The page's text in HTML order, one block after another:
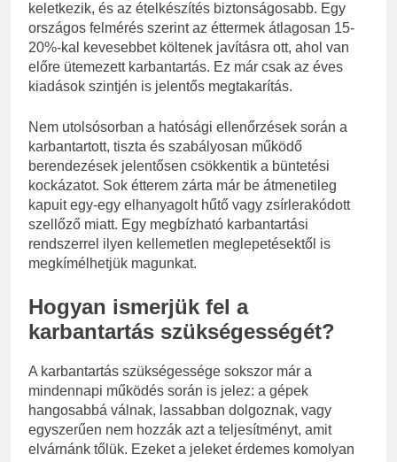
keletkezik, és az ételkészítés biztonságosabb. Egy
országos felmérés szerint az éttermek átlagosan 15-
20%-kal kevesebbet költenek javításra ott, ahol van
előre ütemezett karbantartás. Ez már csak az éves
kiadások szintjén is jelentős megtakarítás.
Nem utolsósorban a hatósági ellenőrzések során a
karbantartott, tiszta és szabályosan működő
berendezések jelentősen csökkentik a büntetési
kockázatot. Sok étterem zárta már be átmenetileg
kapuit egy-egy elhanyagolt hűtő vagy zsírlerakódott
szellőző miatt. Egy megbízható karbantartási
rendszerrel ilyen kellemetlen meglepetésektől is
megkímélhetjük magunkat.
Hogyan ismerjük fel a
karbantartás szükségességét?
A karbantartás szükségessége sokszor már a
mindennapi működés során is jelez: a gépek
hangosabbá válnak, lassabban dolgoznak, vagy
egyszerűen nem hozzák azt a teljesítményt, amit
elvárnánk tőlük. Ezeket a jeleket érdemes komolyan